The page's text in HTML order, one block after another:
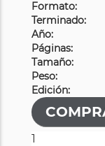
Formato:
Terminado:
Año:
Páginas:
Tamaño:
Peso:
Edición: